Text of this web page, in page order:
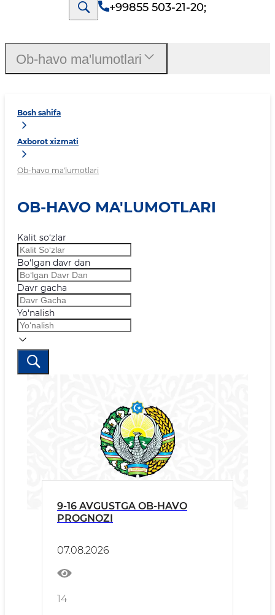
+99855 503-21-20;
Bosh sahifa
Axborot xizmati
Ob-havo ma'lumotlari
OB-HAVO MA'LUMOTLARI
Kalit so‘zlar
Bo‘lgan davr dan
Davr gacha
Yo‘nalish
9-16 AVGUSTGA OB-HAVO
PROGNOZI
07.08.2026
14
Ob-havo ma'lumotlari